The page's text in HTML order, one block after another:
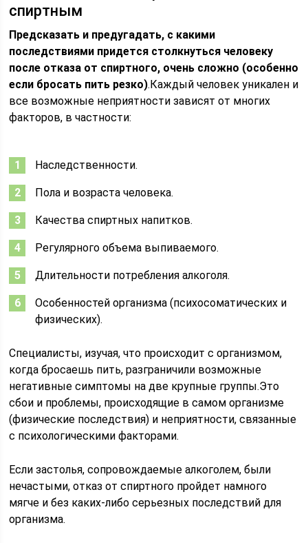
спиртным
Предсказать и предугадать, с какими
последствиями придется столкнуться человеку
после отказа от спиртного, очень сложно (особенно
если бросать пить резко).Каждый человек уникален и
все возможные неприятности зависят от многих
факторов, в частности:
Наследственности.
Пола и возраста человека.
Качества спиртных напитков.
Регулярного объема выпиваемого.
Длительности потребления алкоголя.
Особенностей организма (психосоматических и
физических).
Специалисты, изучая, что происходит с организмом,
когда бросаешь пить, разграничили возможные
негативные симптомы на две крупные группы.Это
сбои и проблемы, происходящие в самом организме
(физические последствия) и неприятности, связанные
с психологическими факторами.
Если застолья, сопровождаемые алкоголем, были
нечастыми, отказ от спиртного пройдет намного
мягче и без каких-либо серьезных последствий для
организма.